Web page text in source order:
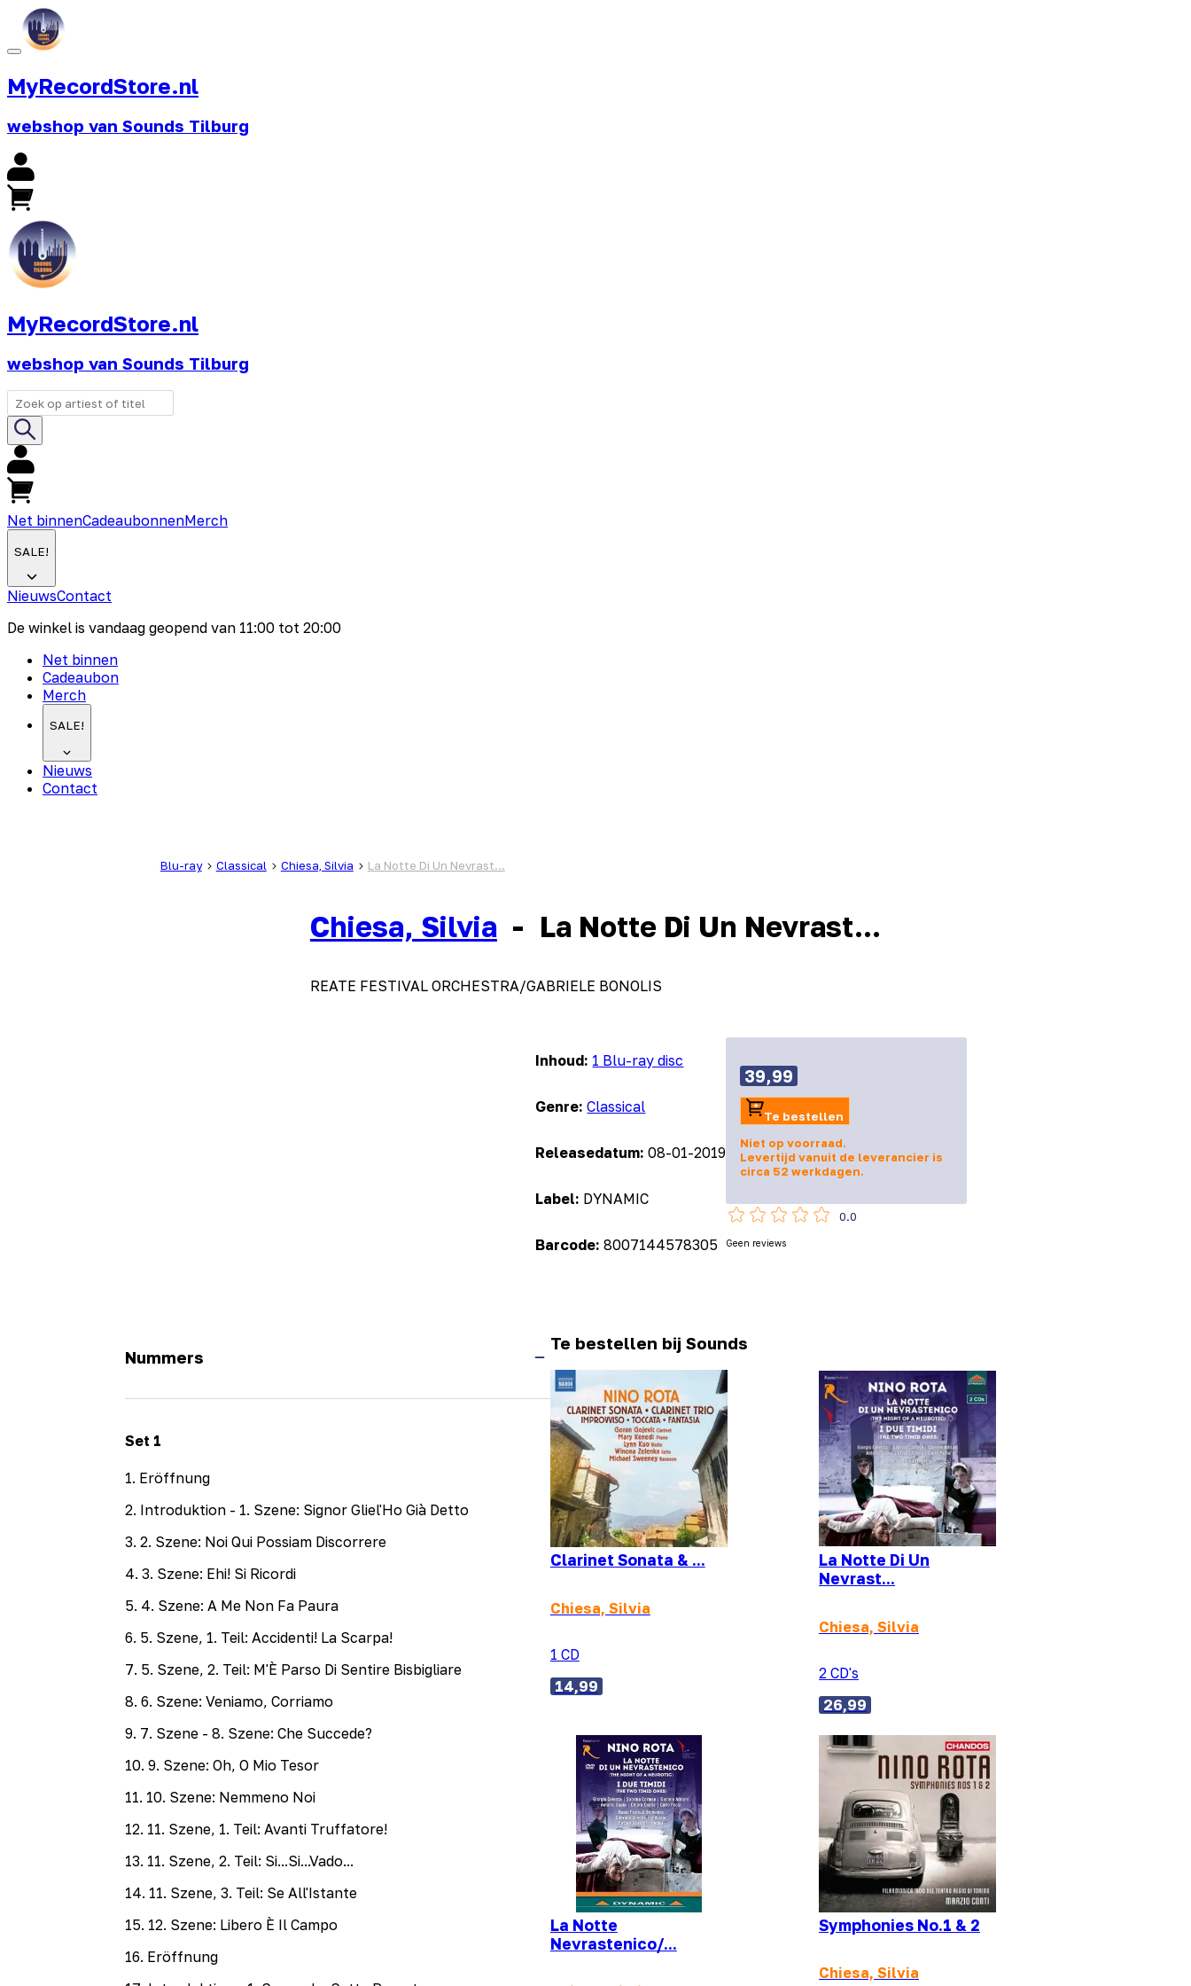
MyRecordStore.nl
webshop van Sounds Tilburg
MyRecordStore.nl
webshop van Sounds Tilburg
Net binnenCadeaubonnenMerch
SALE!
NieuwsContact
De winkel is vandaag geopend van 11:00 tot 20:00
Net binnen
Cadeaubon
Merch
SALE!
Nieuws
Contact
Blu-ray Classical Chiesa, Silvia La Notte Di Un Nevrast...
Chiesa, Silvia- La Notte Di Un Nevrast...
REATE FESTIVAL ORCHESTRA/GABRIELE BONOLIS
Inhoud: 1 Blu-ray disc
Genre:Classical
Releasedatum:08-01-2019
Label: DYNAMIC
Barcode:8007144578305
39,99
Te bestellen
Niet op voorraad.
Levertijd vanuit de leverancier is
circa 52 werkdagen.
0.0
Geen reviews
Nummers
Set 1
1. Eröffnung
2. Introduktion - 1. Szene: Signor Gliel'Ho Già Detto
3. 2. Szene: Noi Qui Possiam Discorrere
4. 3. Szene: Ehi! Si Ricordi
5. 4. Szene: A Me Non Fa Paura
6. 5. Szene, 1. Teil: Accidenti! La Scarpa!
7. 5. Szene, 2. Teil: M'È Parso Di Sentire Bisbigliare
8. 6. Szene: Veniamo, Corriamo
9. 7. Szene - 8. Szene: Che Succede?
10. 9. Szene: Oh, O Mio Tesor
11. 10. Szene: Nemmeno Noi
12. 11. Szene, 1. Teil: Avanti Truffatore!
13. 11. Szene, 2. Teil: Si...Si...Vado...
14. 11. Szene, 3. Teil: Se All'Istante
15. 12. Szene: Libero È Il Campo
16. Eröffnung
Te bestellen bij Sounds
Clarinet Sonata & ...
Chiesa, Silvia
1 CD
14,99
La Notte Di Un
Nevrast...
Chiesa, Silvia
2 CD's
26,99
La Notte
Nevrastenico/...
Symphonies No.1 & 2
Chiesa, Silvia